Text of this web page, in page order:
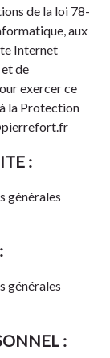
de la loi 78-
aux
Internet
de
exercer ce
la Protection
:
générales
générales
: